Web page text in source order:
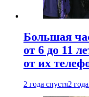
Большая
от 6 до 11
от их
2 года спустя2